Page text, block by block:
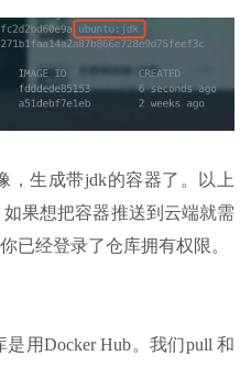
，生成带jdk的容器了。以上
果想把容器推送到云端就需
已经登录了仓库拥有权限。
用Docker Hub。我们pull 和